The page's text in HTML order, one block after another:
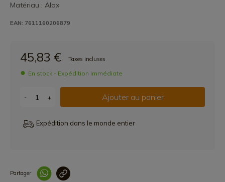
Matériau : Alox
EAN: 7611160206879
45,83 € Taxes incluses
En stock - Expédition immédiate
- + Ajouter au panier
Expédition dans le monde entier
Partager